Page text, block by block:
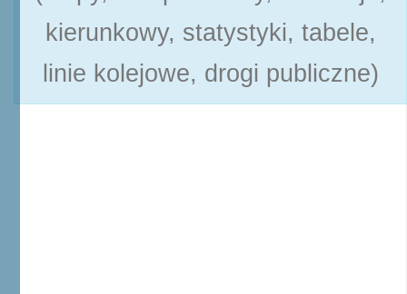
kierunkowy, statystyki, tabele,
linie kolejowe, drogi publiczne)